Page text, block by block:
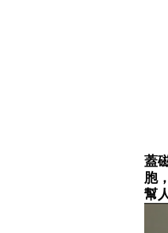
蓋
胞
幫